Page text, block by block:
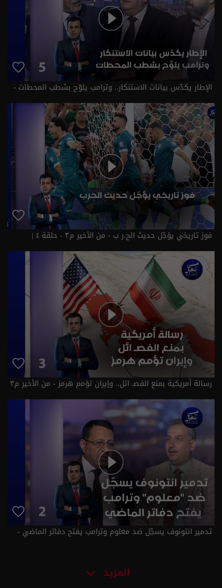
الإطار يكدّس بيانات الاستنكار.. وترامب يلوّح بشطب المحطات -
من الأخير م٣ - حلقة ٥ | الموسم 3
فوز تاريخي يؤجّل حديث الح.ر ب - من الأخير م٣ - حلقة ٤ |
الموسم 3
رسالة أمريكية بمنع الفصـ ائل.. وإيران تؤمم هرمز - من الأخير م٣
- حلقة ٣ | الموسم 3
تدمير انتونوف يسجّل ضد معلوم وترامب يفتح دفاتر الماضي -
المزيد